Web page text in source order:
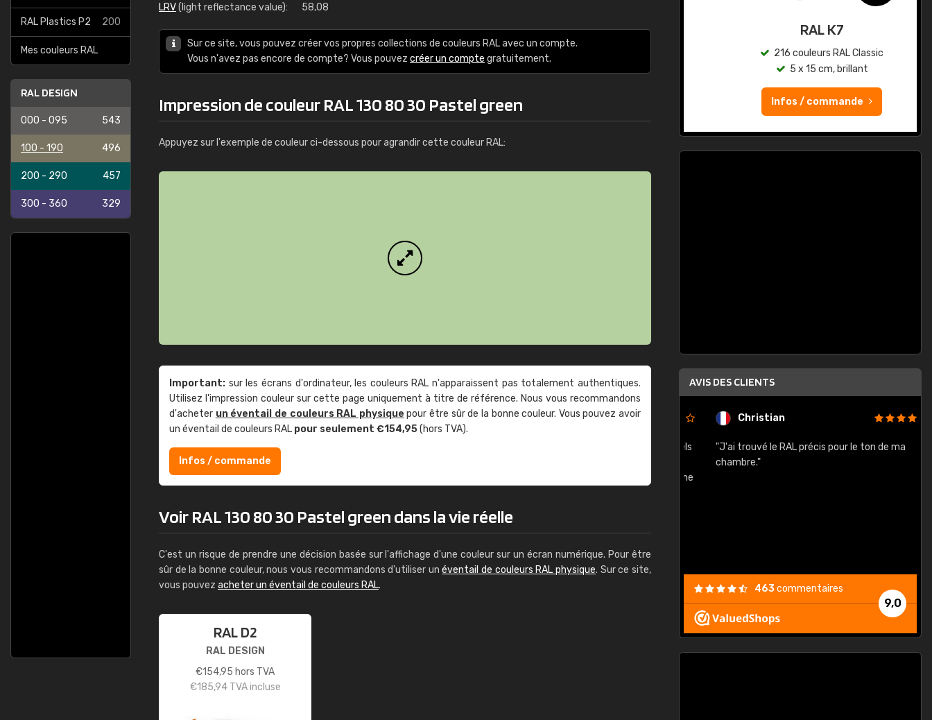
RAL Plastics P2 200
Mes couleurs RAL
RAL DESIGN
000 - 095 543
100 - 190 496
200 - 290 457
300 - 360 329
LRV(light reflectance value): 58,08
Sur ce site, vous pouvez créer vos propres collections de couleurs RAL avec un compte.
Vous n'avez pas encore de compte? Vous pouvez créer un compte gratuitement.
Impression de couleur RAL 130 80 30 Pastel green
Appuyez sur l'exemple de couleur ci-dessous pour agrandir cette couleur RAL:
Important: sur les écrans d'ordinateur, les couleurs RAL n'apparaissent pas totalement authentiques.
Utilisez l'impression couleur sur cette page uniquement à titre de référence. Nous vous recommandons
d'acheter un éventail de couleurs RAL physique pour être sûr de la bonne couleur. Vous pouvez avoir
un éventail de couleurs RAL pour seulement €154,95(hors TVA).
Infos / commande
Voir RAL 130 80 30 Pastel green dans la vie réelle
C'est un risque de prendre une décision basée sur l'affichage d'une couleur sur un écran numérique. Pour être
sûr de la bonne couleur, nous vous recommandons d'utiliser unéventail de couleurs RAL physique. Sur ce site,
vous pouvez acheter un éventail de couleurs RAL.
RAL D2
RAL DESIGN
€154,95 hors TVA
€185,94TVA incluse
RAL K7 à base d'eau
216 couleurs RAL Classic
Infos / commande
RAL K7
216 couleurs RAL Classic
5 x 15 cm, brillant
Infos / commande
AVIS DES CLIENTS
Guillaume Euvrard Christian
"J'ai trouvé le RAL précis pour le ton de ma
chambre."
9,0
463commentaires